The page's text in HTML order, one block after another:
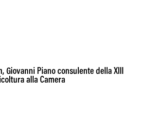
Giovanni Piano consulente della XIII
alla Camera